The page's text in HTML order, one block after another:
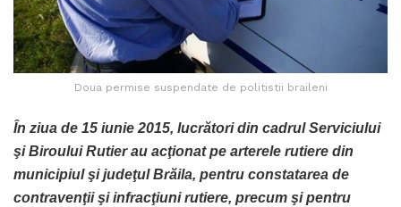
Doua permise suspendate de politistii braileni
În ziua de 15 iunie 2015, lucrători din cadrul Serviciului
şi Biroului Rutier au acţionat pe arterele rutiere din
municipiul şi judeţul Brăila, pentru constatarea de
contravenţii şi infracţiuni rutiere, precum şi pentru